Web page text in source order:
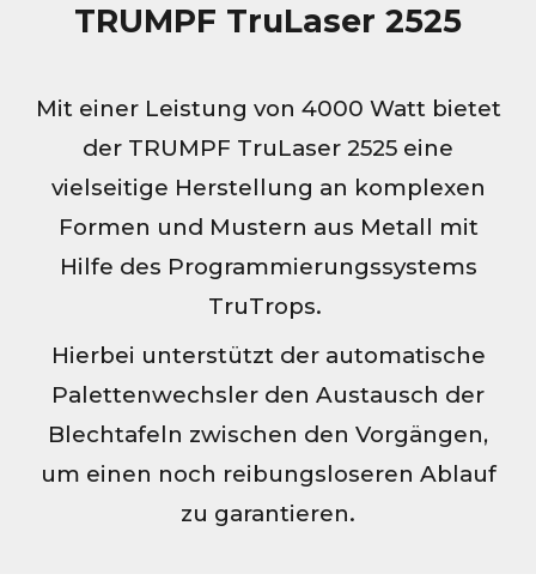
TRUMPF TruLaser 2525
Mit einer Leistung von 4000 Watt bietet
der TRUMPF TruLaser 2525 eine
vielseitige Herstellung an komplexen
Formen und Mustern aus Metall mit
Hilfe des Programmierungssystems
TruTrops.
Hierbei unterstützt der automatische
Palettenwechsler den Austausch der
Blechtafeln zwischen den Vorgängen,
um einen noch reibungsloseren Ablauf
zu garantieren.